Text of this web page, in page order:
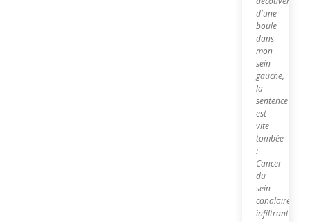
d'une
boule
dans
mon
sein
gauche,
la
sentence
est
vite
tombée
:
Cancer
du
sein
canalaire
infiltrant